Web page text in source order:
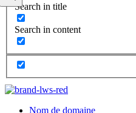
Search in title
Search in content
Nom de domaine